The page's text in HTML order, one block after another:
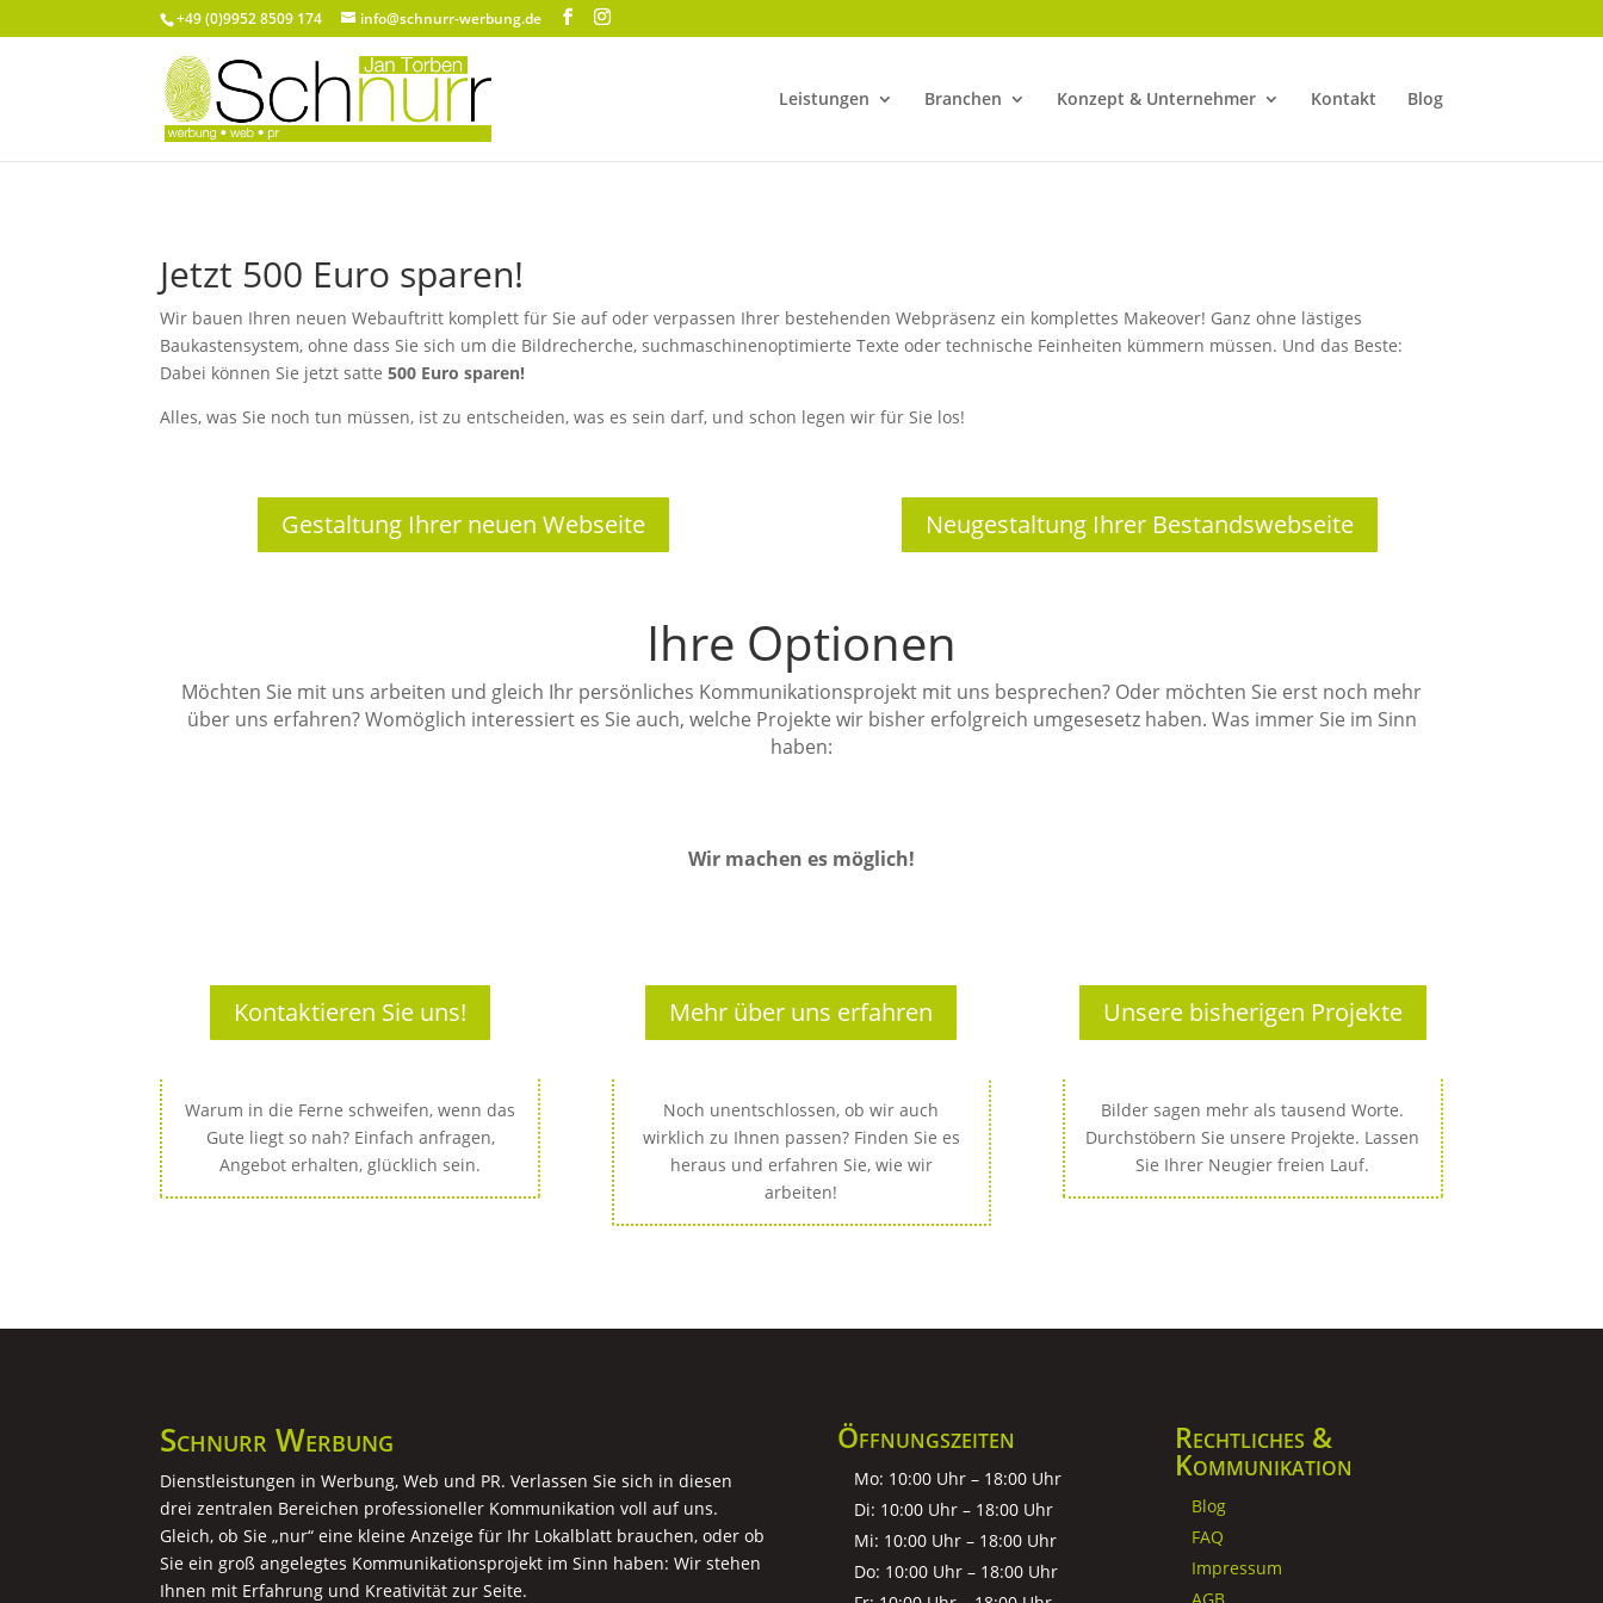
+49 (0)9952 8509 174 info@schnurr-werbung.de
Leistungen Branchen Konzept & Unternehmer Kontakt Blog
Jetzt 500 Euro sparen!
Wir bauen Ihren neuen Webauftritt komplett für Sie auf oder verpassen Ihrer bestehenden Webpräsenz ein komplettes Makeover! Ganz ohne lästiges
Baukastensystem, ohne dass Sie sich um die Bildrecherche, suchmaschinenoptimierte Texte oder technische Feinheiten kümmern müssen. Und das Beste:
Dabei können Sie jetzt satte500 Euro sparen!
Alles, was Sie noch tun müssen, ist zu entscheiden, was es sein darf, und schon legen wir für Sie los!
Gestaltung Ihrer neuen Webseite Neugestaltung Ihrer Bestandswebseite
Ihre Optionen
Möchten Sie mit uns arbeiten und gleich Ihr persönliches Kommunikationsprojekt mit uns besprechen? Oder möchten Sie erst noch mehr
über uns erfahren? Womöglich interessiert es Sie auch, welche Projekte wir bisher erfolgreich umgesesetz haben. Was immer Sie im Sinn
haben:
Wir machen es möglich!
Kontaktieren Sie uns!
Warum in die Ferne schweifen, wenn das
Gute liegt so nah? Einfach anfragen,
Angebot erhalten, glücklich sein.
Mehr über uns erfahren
Noch unentschlossen, ob wir auch
wirklich zu Ihnen passen? Finden Sie es
heraus und erfahren Sie, wie wir
arbeiten!
Unsere bisherigen Projekte
Bilder sagen mehr als tausend Worte.
Durchstöbern Sie unsere Projekte. Lassen
Sie Ihrer Neugier freien Lauf.
Schnurr Werbung
Dienstleistungen in Werbung, Web und PR. Verlassen Sie sich in diesen
drei zentralen Bereichen professioneller Kommunikation voll auf uns.
Gleich, ob Sie „nur“ eine kleine Anzeige für Ihr Lokalblatt brauchen, oder ob
Sie ein groß angelegtes Kommunikationsprojekt im Sinn haben: Wir stehen
Ihnen mit Erfahrung und Kreativität zur Seite.
Öffnungszeiten
Mo: 10:00 Uhr – 18:00 Uhr
Di: 10:00 Uhr – 18:00 Uhr
Mi: 10:00 Uhr – 18:00 Uhr
Do: 10:00 Uhr – 18:00 Uhr
Rechtliches &
Kommunikation
Blog
FAQ
Impressum